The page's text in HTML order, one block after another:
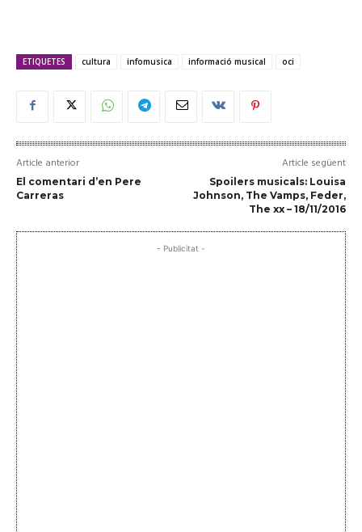
ETIQUETES cultura infomusica informació musical oci
Article anterior
El comentari d’en Pere
Carreras
Article següent
Spoilers musicals: Louisa
Johnson, The Vamps, Feder,
The xx – 18/11/2016
- Publicitat -